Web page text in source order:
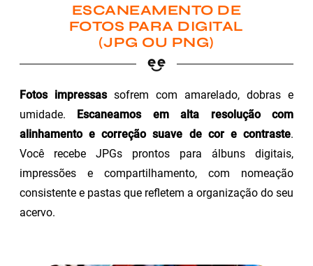
ESCANEAMENTO DE
FOTOS PARA DIGITAL
(JPG OU PNG)
Fotos impressassofrem com amarelado, dobras e
umidade. Escaneamos em alta resolução com
alinhamento e correção suave de cor e contraste.
Você recebe JPGs prontos para álbuns digitais,
impressões e compartilhamento, com nomeação
consistente e pastas que refletem a organização do seu
acervo.